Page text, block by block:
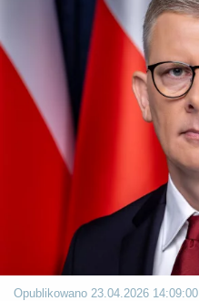
Opublikowano 23.04.2026 14:09:00